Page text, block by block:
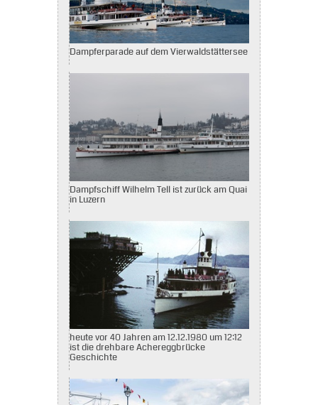
Dampferparade auf dem Vierwaldstättersee
Dampfschiff Wilhelm Tell ist zurück am Quai
in Luzern
heute vor 40 Jahren am 12.12.1980 um 12:12
ist die drehbare Achereggbrücke
Geschichte